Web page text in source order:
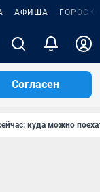
АФИША
Согласен
куда можно